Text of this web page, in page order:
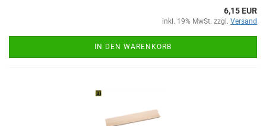
6,15 EUR
inkl. 19% MwSt. zzgl. Versand
IN DEN WARENKORB